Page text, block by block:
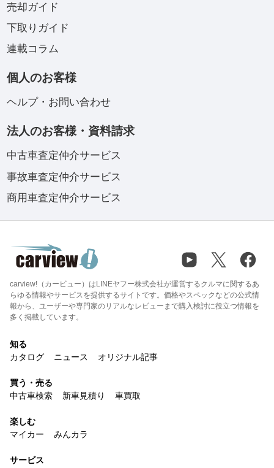
売却ガイド
下取りガイド
連載コラム
個人のお客様
ヘルプ・お問い合わせ
法人のお客様・資料請求
中古車査定仲介サービス
事故車査定仲介サービス
商用車査定仲介サービス
carview!（カービュー）はLINEヤフー株式会社が運営するクルマに関するあ
らゆる情報やサービスを提供するサイトです。価格やスペックなどの公式情
報から、ユーザーや専門家のリアルなレビューまで購入検討に役立つ情報を
多く掲載しています。
知る
カタログ
ニュース オリジナル記事
買う・売る
中古車検索
新車見積り 車買取
楽しむ
マイカー
みんカラ
サービス